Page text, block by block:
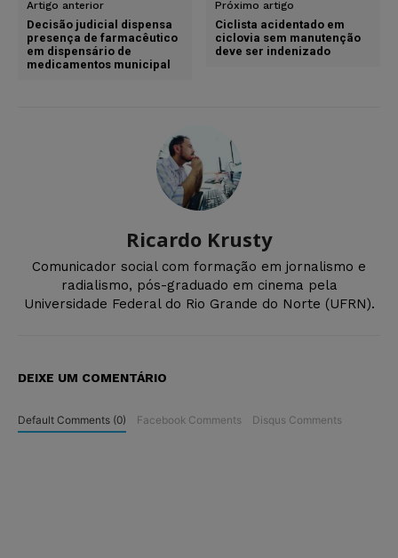
Artigo anterior
Decisão judicial dispensa
presença de farmacêutico
em dispensário de
medicamentos municipal
Próximo artigo
Ciclista acidentado em
ciclovia sem manutenção
deve ser indenizado
Ricardo Krusty
Comunicador social com formação em jornalismo e
radialismo, pós-graduado em cinema pela
Universidade Federal do Rio Grande do Norte (UFRN).
DEIXE UM COMENTÁRIO
Default Comments (0) Facebook Comments Disqus Comments